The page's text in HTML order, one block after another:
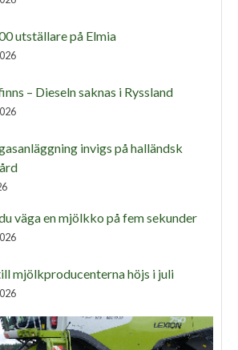
utställare på Elmia
– Dieseln saknas i Ryssland
invigs på halländsk
väga en mjölkko på fem sekunder
mjölkproducenterna höjs i juli